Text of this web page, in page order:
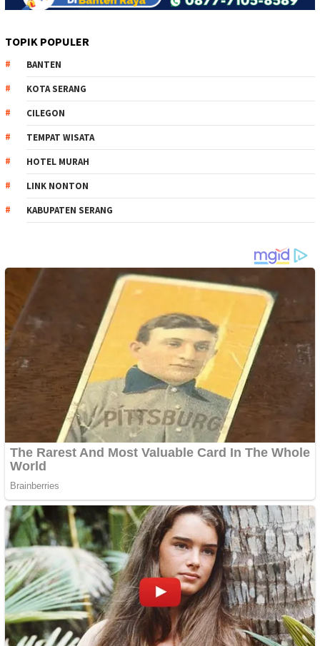
TOPIK POPULER
BANTEN
KOTA SERANG
CILEGON
TEMPAT WISATA
HOTEL MURAH
LINK NONTON
KABUPATEN SERANG